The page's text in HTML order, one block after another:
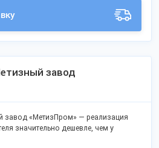
завод
завод «МетизПром» — реализация
значительно дешевле, чем у